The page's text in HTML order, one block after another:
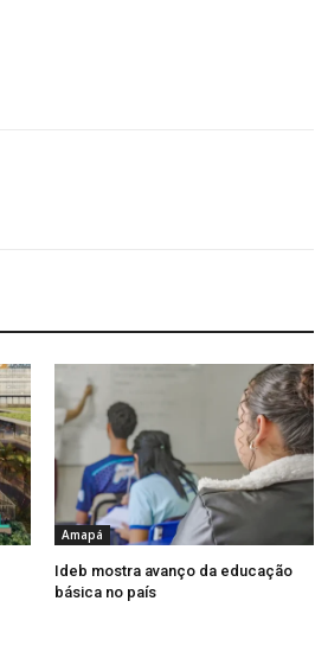
Amapá
Ideb mostra avanço da educação
básica no país